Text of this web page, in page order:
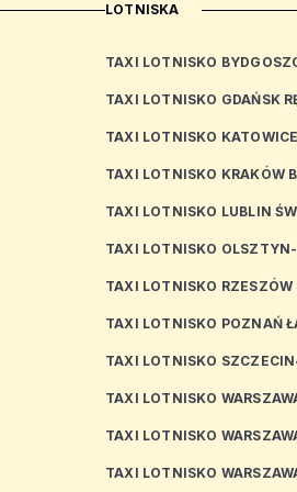
LOTNISKA
TAXI LOTNISKO
TAXI LOTNISKO GDAŃSK
TAXI LOTNISKO
TAXI LOTNISKO KRAKÓW
TAXI LOTNISKO LUBLIN
TAXI LOTNISKO
TAXI LOTNISKO
TAXI LOTNISKO POZNAŃ
TAXI LOTNISKO
TAXI LOTNISKO
TAXI LOTNISKO
TAXI LOTNISKO